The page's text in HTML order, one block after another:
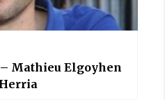
– Mathieu Elgoyhen